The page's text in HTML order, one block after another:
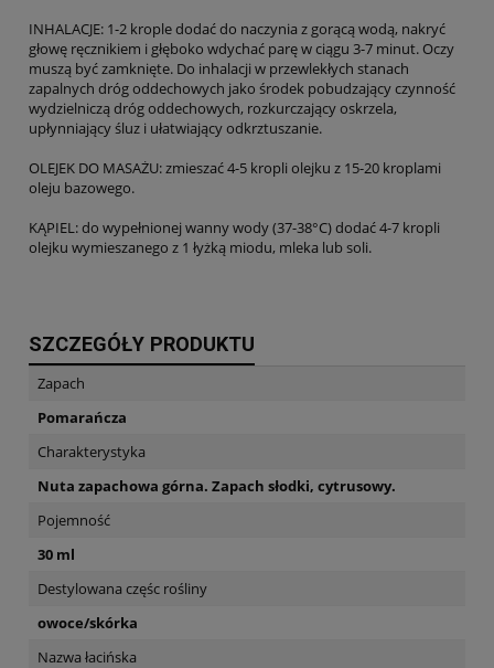
INHALACJE: 1-2 krople dodać do naczynia z gorącą wodą, nakryć
głowę ręcznikiem i głęboko wdychać parę w ciągu 3-7 minut. Oczy
muszą być zamknięte. Do inhalacji w przewlekłych stanach
zapalnych dróg oddechowych jako środek pobudzający czynność
wydzielniczą dróg oddechowych, rozkurczający oskrzela,
upłynniający śluz i ułatwiający odkrztuszanie.
OLEJEK DO MASAŻU: zmieszać 4-5 kropli olejku z 15-20 kroplami
oleju bazowego.
KĄPIEL: do wypełnionej wanny wody (37-38°C) dodać 4-7 kropli
olejku wymieszanego z 1 łyżką miodu, mleka lub soli.
SZCZEGÓŁY PRODUKTU
Zapach
Pomarańcza
Charakterystyka
Nuta zapachowa górna. Zapach słodki, cytrusowy.
Pojemność
30 ml
Destylowana częśc rośliny
owoce/skórka
Nazwa łacińska